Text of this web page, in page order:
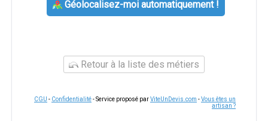
Géolocalisez-moi automatiquement !
Retour à la liste des métiers
CGU - Confidentialité- Service proposé parViteUnDevis.com -Vous êtes un
artisan ?